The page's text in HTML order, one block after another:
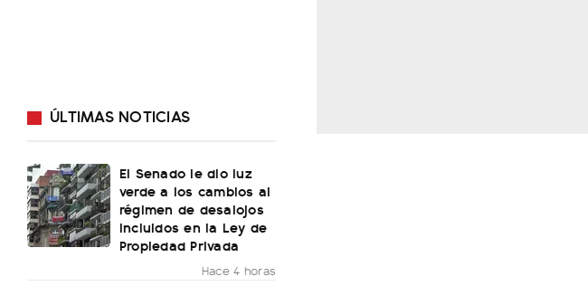
ÚLTIMAS NOTICIAS
El Senado le dio luz
verde a los cambios al
régimen de desalojos
incluidos en la Ley de
Propiedad Privada
Hace 4 horas